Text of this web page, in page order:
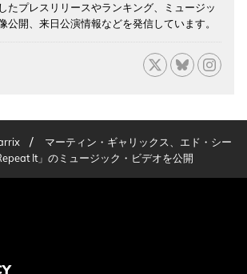
たプレスリリースやランキング、ミュージッ
公開、来日公演情報などを発信しています。
/
マーティン・ギャリックス、エド・シー
It」のミュージック・ビデオを公開